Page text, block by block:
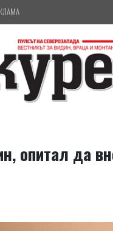
опитал да